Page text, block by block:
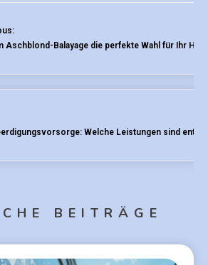
Aschblond-Balayage die perfekte Wahl für Ihr
Welche Leistungen sind
BEITRÄGE